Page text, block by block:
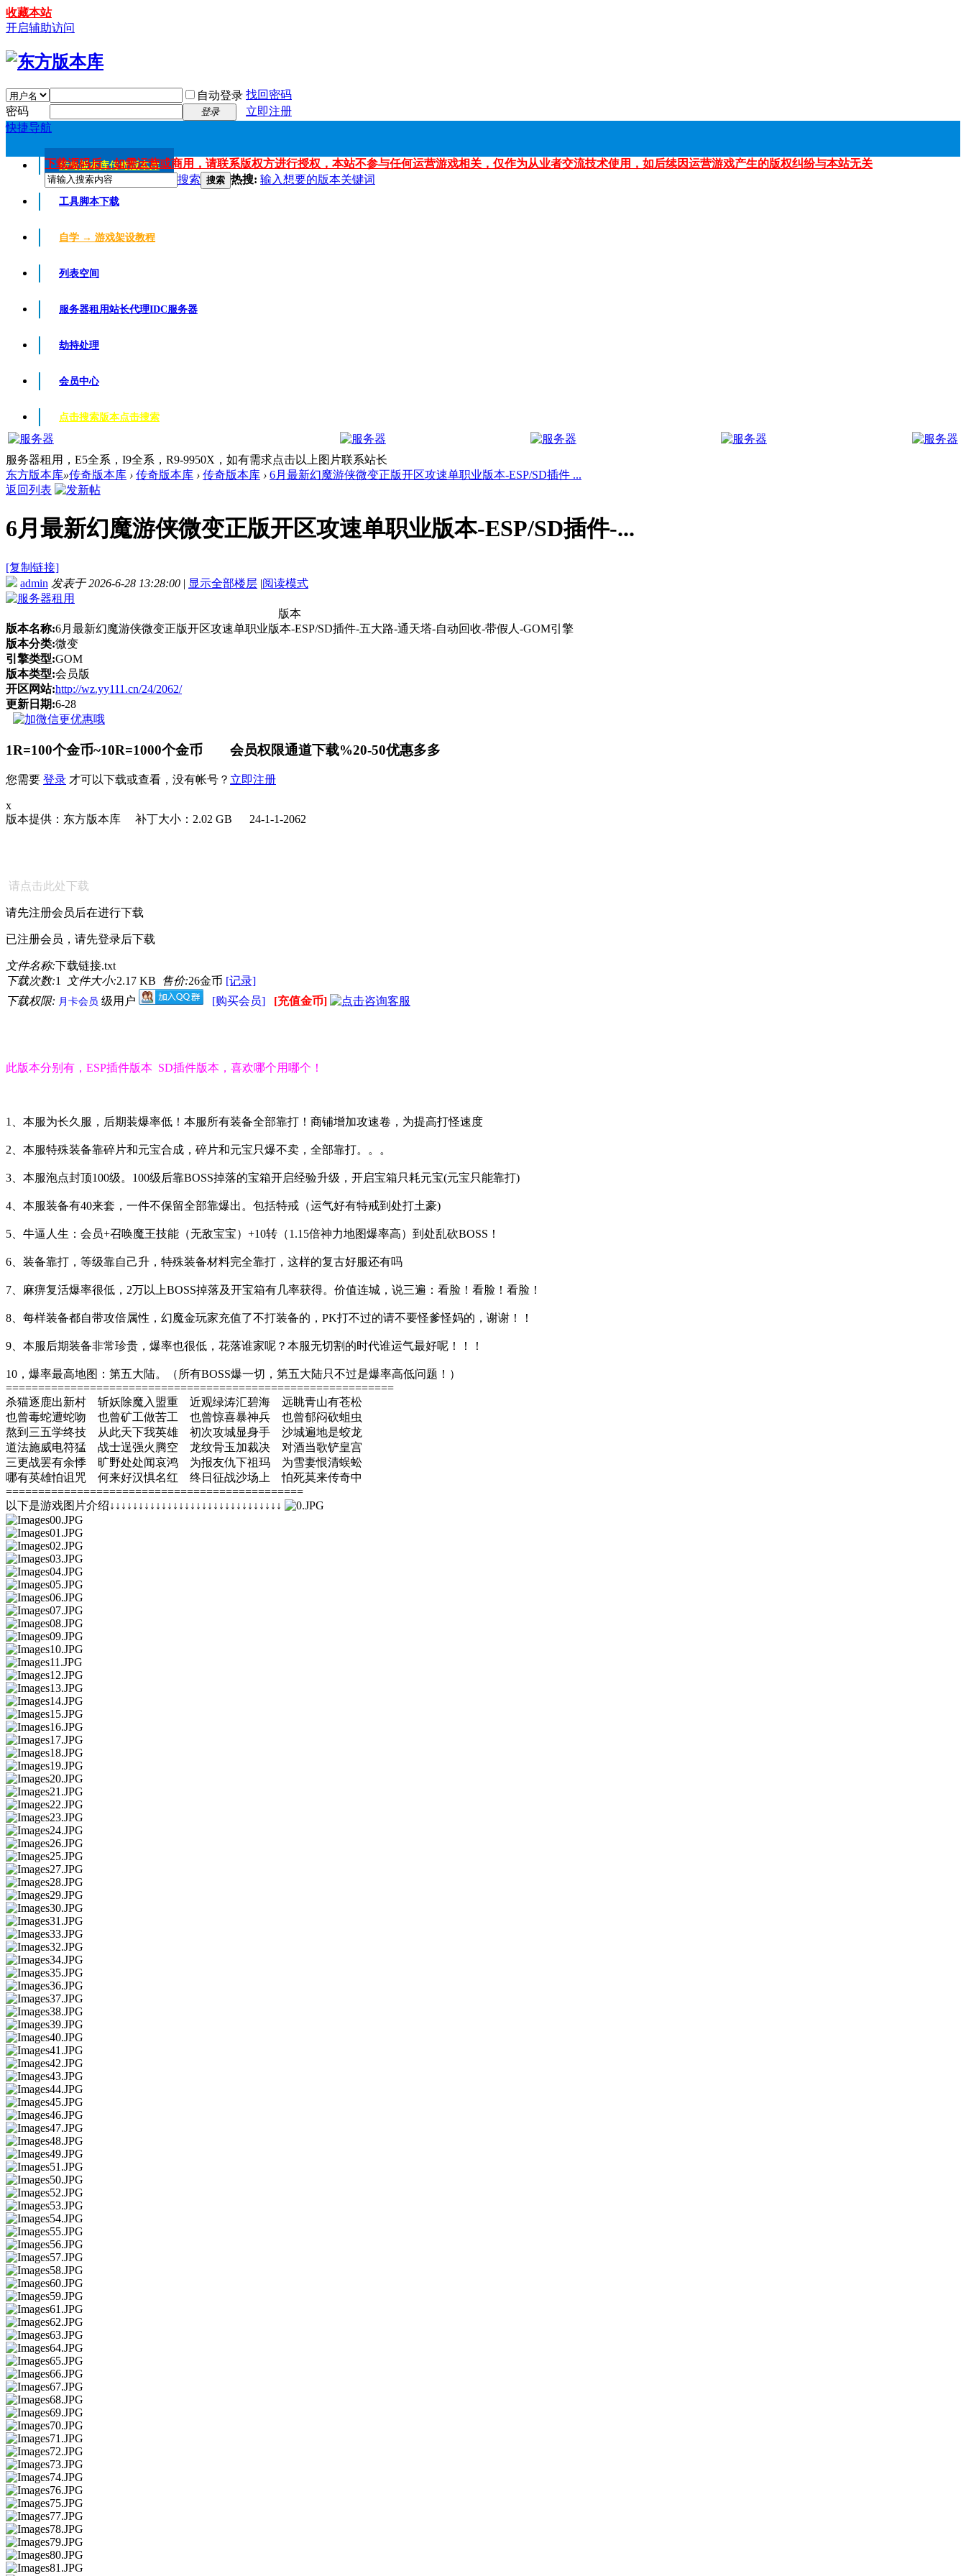
收藏本站
开启辅助访问
自动登录 找回密码
密码
登录
立即注册
快捷导航
传奇版本库传奇版本库
工具脚本下载
自学 → 游戏架设教程
列表空间
服务器租用站长代理IDC服务器
劫持处理
会员中心
点击搜索版本点击搜索
下载源码后，如需运营或商用，请联系版权方进行授权，本站不参与任何运营游戏相关，仅作为从业者交流技术使用，如后续因运营游戏产生的版权纠纷与本站无关
搜索 搜索 热搜: 输入想要的版本关键词
服务器租用，E5全系，I9全系，R9-9950X，如有需求点击以上图片联系站长
东方版本库»传奇版本库 › 传奇版本库 › 传奇版本库 › 6月最新幻魔游侠微变正版开区攻速单职业版本-ESP/SD插件 ...
返回列表
6月最新幻魔游侠微变正版开区攻速单职业版本-ESP/SD插件-...
[复制链接]
admin 发表于 2026-6-28 13:28:00 | 显示全部楼层 |阅读模式
版本
版本名称:6月最新幻魔游侠微变正版开区攻速单职业版本-ESP/SD插件-五大路-通天塔-自动回收-带假人-GOM引擎
版本分类:微变
引擎类型:GOM
版本类型:会员版
开区网站:http://wz.yy111.cn/24/2062/
更新日期:6-28
1R=100个金币~10R=1000个金币 会员权限通道下载%20-50优惠多多
您需要 登录 才可以下载或查看，没有帐号？ 立即注册
x
版本提供：东方版本库 补丁大小：2.02 GB 24-1-1-2062
请点击此处下载
请先注册会员后在进行下载
已注册会员，请先登录后下载
文件名称:下载链接.txt
下载次数:1 文件大小:2.17 KB 售价:26金币 [记录]
下载权限: 月卡会员 级用户 [购买会员] [充值金币]
此版本分别有，ESP插件版本 SD插件版本，喜欢哪个用哪个！
1、本服为长久服，后期装爆率低！本服所有装备全部靠打！商铺增加攻速卷，为提高打怪速度
2、本服特殊装备靠碎片和元宝合成，碎片和元宝只爆不卖，全部靠打。。。
3、本服泡点封顶100级。100级后靠BOSS掉落的宝箱开启经验升级，开启宝箱只耗元宝(元宝只能靠打)
4、本服装备有40来套，一件不保留全部靠爆出。包括特戒（运气好有特戒到处打土豪)
5、牛逼人生：会员+召唤魔王技能（无敌宝宝）+10转（1.15倍神力地图爆率高）到处乱砍BOSS！
6、装备靠打，等级靠自己升，特殊装备材料完全靠打，这样的复古好服还有吗
7、麻痹复活爆率很低，2万以上BOSS掉落及开宝箱有几率获得。价值连城，说三遍：看脸！看脸！看脸！
8、每样装备都自带攻倍属性，幻魔金玩家充值了不打装备的，PK打不过的请不要怪爹怪妈的，谢谢！！
9、本服后期装备非常珍贵，爆率也很低，花落谁家呢？本服无切割的时代谁运气最好呢！！！
10，爆率最高地图：第五大陆。（所有BOSS爆一切，第五大陆只不过是爆率高低问题！）
============================================================
杀猫逐鹿出新村 斩妖除魔入盟重 近观绿涛汇碧海 远眺青山有苍松
也曾毒蛇遭蛇吻 也曾矿工做苦工 也曾惊喜暴神兵 也曾郁闷砍蛆虫
熬到三五学终技 从此天下我英雄 初次攻城显身手 沙城遍地是蛟龙
道法施威电符猛 战士逞强火腾空 龙纹骨玉加裁决 对酒当歌铲皇宫
三更战罢有余悸 旷野处处闻哀鸿 为报友仇下祖玛 为雪妻恨清蜈蚣
哪有英雄怕诅咒 何来好汉惧名红 终日征战沙场上 怕死莫来传奇中
==============================================
以下是游戏图片介绍↓↓↓↓↓↓↓↓↓↓↓↓↓↓↓↓↓↓↓↓↓↓↓↓↓↓↓↓↓↓